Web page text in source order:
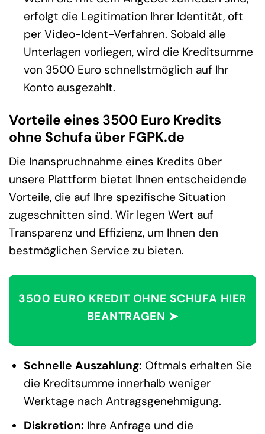
erfolgt die Legitimation Ihrer Identität, oft
per Video-Ident-Verfahren. Sobald alle
Unterlagen vorliegen, wird die Kreditsumme
von 3500 Euro schnellstmöglich auf Ihr
Konto ausgezahlt.
Vorteile eines 3500 Euro Kredits
ohne Schufa über FGPK.de
Die Inanspruchnahme eines Kredits über
unsere Plattform bietet Ihnen entscheidende
Vorteile, die auf Ihre spezifische Situation
zugeschnitten sind. Wir legen Wert auf
Transparenz und Effizienz, um Ihnen den
bestmöglichen Service zu bieten.
3500 EURO KREDIT OHNE SCHUFA HIER
BEANTRAGEN ➤
Schnelle Auszahlung: Oftmals erhalten Sie
die Kreditsumme innerhalb weniger
Werktage nach Antragsgenehmigung.
Diskretion: Ihre Anfrage und die